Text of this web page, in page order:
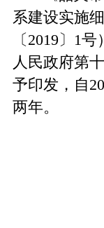
系建设实施
〔2019〕1
人民政府第
予印发，自
两年。